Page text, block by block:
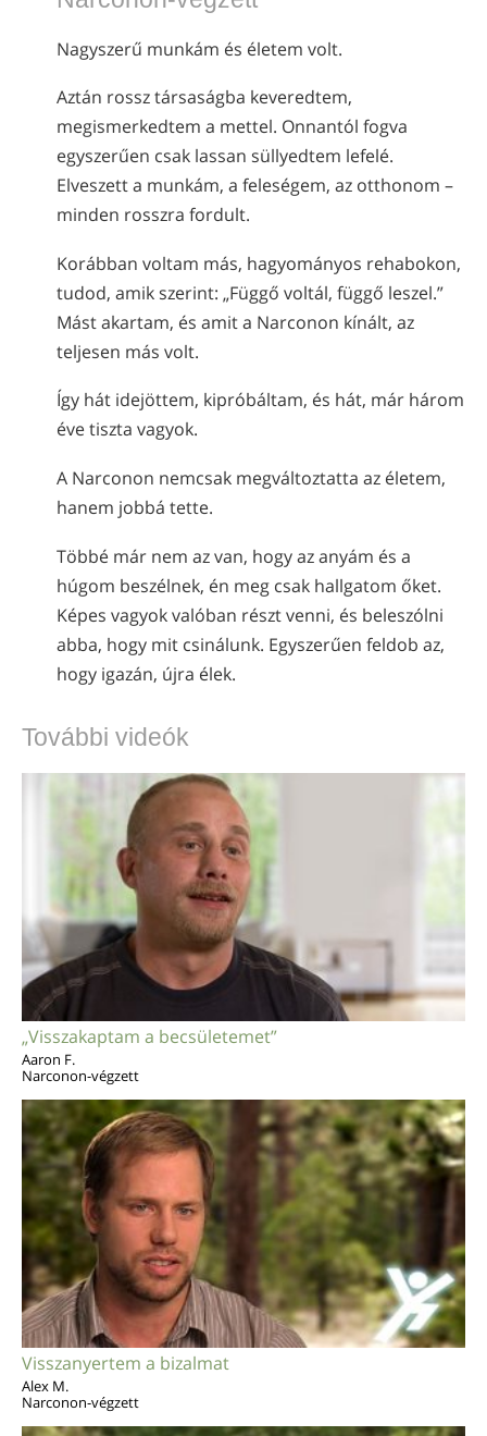
török
Nagyszerű munkám és életem volt.
Aztán rossz társaságba keveredtem,
megismerkedtem a mettel. Onnantól fogva
egyszerűen csak lassan süllyedtem lefelé.
Elveszett a munkám, a feleségem, az otthonom –
minden rosszra fordult.
Korábban voltam más, hagyományos rehabokon,
tudod, amik szerint: „Függő voltál, függő leszel.”
Mást akartam, és amit a Narconon kínált, az
teljesen más volt.
Így hát idejöttem, kipróbáltam, és hát, már három
éve tiszta vagyok.
A Narconon nemcsak megváltoztatta az életem,
hanem jobbá tette.
Többé már nem az van, hogy az anyám és a
húgom beszélnek, én meg csak hallgatom őket.
Képes vagyok valóban részt venni, és beleszólni
abba, hogy mit csinálunk. Egyszerűen feldob az,
hogy igazán, újra élek.
További videók
„Visszakaptam a becsületemet”
Aaron F.
Narconon-végzett
Visszanyertem a bizalmat
Alex M.
Narconon-végzett